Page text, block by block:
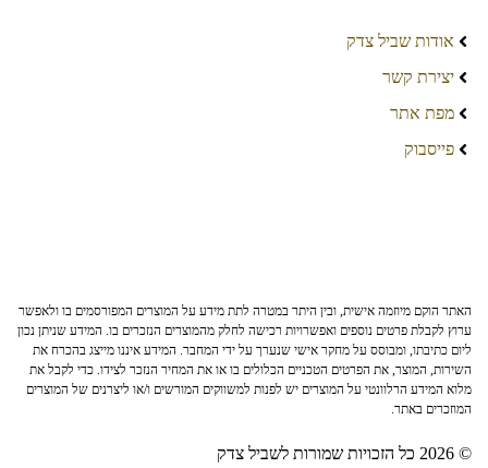
אודות שביל צדק
יצירת קשר
מפת אתר
פייסבוק
האתר הוקם מיוזמה אישית, ובין היתר במטרה לתת מידע על המוצרים המפורסמים בו ולאפשר
ערוץ לקבלת פרטים נוספים ואפשרויות רכישה לחלק מהמוצרים הנזכרים בו. המידע שניתן נכון
ליום כתיבתו, ומבוסס על מחקר אישי שנערך על ידי המחבר. המידע איננו מייצג בהכרח את
השירות, המוצר, את הפרטים הטכניים הכלולים בו או את המחיר הנזכר לצידו. כדי לקבל את
מלוא המידע הרלוונטי על המוצרים יש לפנות למשווקים המורשים ו/או ליצרנים של המוצרים
המוזכרים באתר.
© 2026 כל הזכויות שמורות לשביל צדק